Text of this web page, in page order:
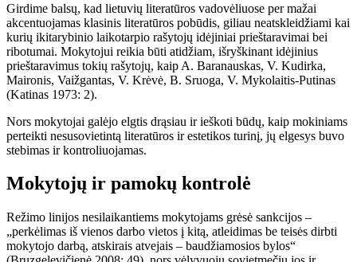
Girdime balsų, kad lietuvių literatūros vadovėliuose per mažai
akcentuojamas klasinis literatūros pobūdis, giliau neatskleidžiami kai
kurių ikitarybinio laikotarpio rašytojų idėjiniai prieštaravimai bei
ribotumai. Mokytojui reikia būti atidžiam, išryškinant idėjinius
prieštaravimus tokių rašytojų, kaip A. Baranauskas, V. Kudirka,
Maironis, Vaižgantas, V. Krėvė, B. Sruoga, V. Mykolaitis-Putinas
(Katinas 1973: 2).
Nors mokytojai galėjo elgtis drąsiau ir ieškoti būdų, kaip mokiniams
perteikti nesusovietintą literatūros ir estetikos turinį, jų elgesys buvo
stebimas ir kontroliuojamas.
Mokytojų ir pamokų kontrolė
Režimo linijos nesilaikantiems mokytojams grėsė sankcijos –
„perkėlimas iš vienos darbo vietos į kitą, atleidimas be teisės dirbti
mokytojo darbą, atskirais atvejais – baudžiamosios bylos“